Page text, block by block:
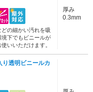
の細かい汚れを吸
下でもビニールが
いいただけます。
厚み
0.3mm
り透明ビニールカ